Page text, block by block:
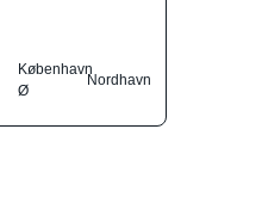
København
Ø
Nordhavn